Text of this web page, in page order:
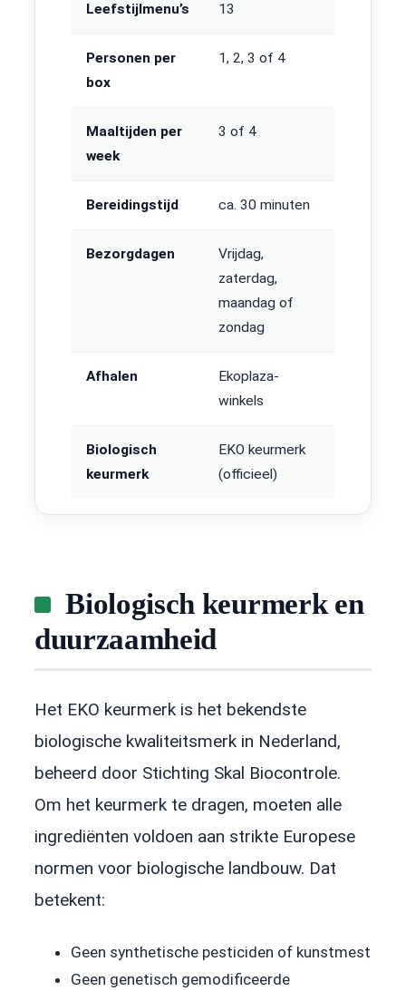
Leefstijlmenu’s 13
Personen per
box
1, 2, 3 of 4
Maaltijden per
week
3 of 4
Bereidingstijd ca. 30 minuten
Bezorgdagen
Vrijdag,
zaterdag,
maandag of
zondag
Afhalen
Ekoplaza-
winkels
Biologisch
keurmerk
EKO keurmerk
(officieel)
Biologisch keurmerk en
duurzaamheid
Het EKO keurmerk is het bekendste
biologische kwaliteitsmerk in Nederland,
beheerd door Stichting Skal Biocontrole.
Om het keurmerk te dragen, moeten alle
ingrediënten voldoen aan strikte Europese
normen voor biologische landbouw. Dat
betekent:
Geen synthetische pesticiden of kunstmest
Geen genetisch gemodificeerde